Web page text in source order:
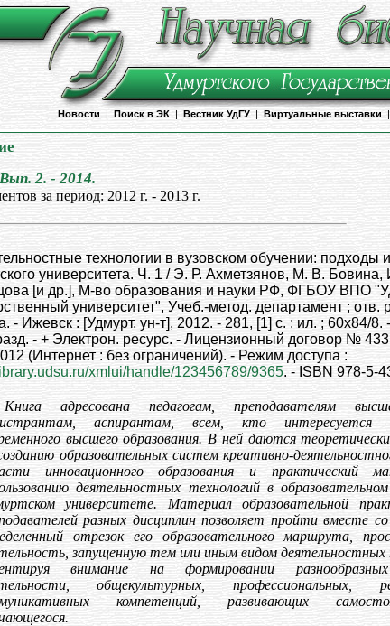
Новости | Поиск в ЭК | Вестник УдГУ | Виртуальные выставки |
2. - 2014.
за период: 2012 г. - 2013 г.
технологии в вузовском обучении: подходы
университета. Ч. 1 / Э. Р. Ахметзянов, М. В. Бовина,
[и др.], М-во образования и науки РФ, ФГБОУ ВПО
университет", Учеб.-метод. департамент ; отв.
- Ижевск : [Удмурт. ун-т], 2012. - 281, [1] с. : ил. ; 60х84/8.
- + Электрон. ресурс. - Лицензионный договор №
(Интернет : без ограничений). - Режим доступа :
xmlui/handle/123456789/9365. - ISBN 978-5-
Книга адресована педагогам, преподавателям
аспирантам, всем, кто интересуется
высшего образования. В ней даются
образовательных систем креативно-
инновационного образования и практический
деятельностных технологий в
университете. Материал образовательной
разных дисциплин позволяет пройти вместе
отрезок его образовательного маршрута,
запущенную тем или иным видом деятельностных
внимание на формировании
общекультурных, профессиональных,
компетенций, развивающих